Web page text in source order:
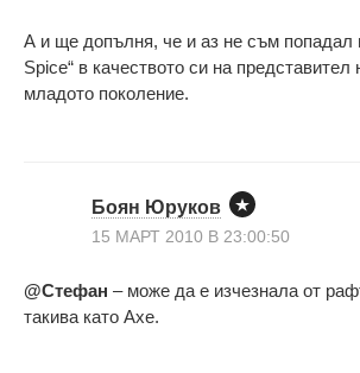
А и ще допълня, че и аз не съм попадал
Spice“ в качеството си на представител
младото поколение.
Боян Юруков
15 МАРТ 2010 В 23:00:50
@Стефан – може да е изчезнала от
такива като Axe.